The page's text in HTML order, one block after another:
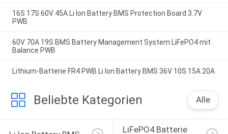
16S 17S 60V 45A Li Ion Battery BMS Protection Board 3.7V
PWB
60V 70A 19S BMS Battery Management System LiFePO4 mit
Balance PWB
Lithium-Batterie FR4 PWB Li Ion Battery BMS 36V 10S 15A 20A
Beliebte Kategorien Alle
LiFePO4 Batterie